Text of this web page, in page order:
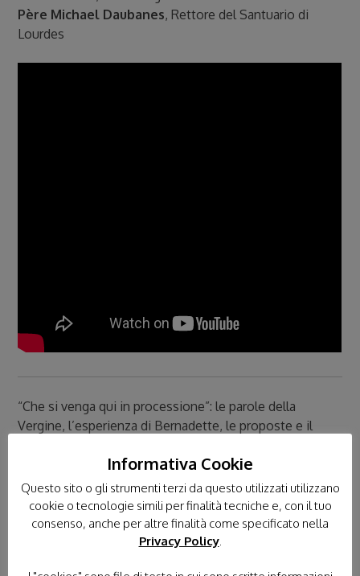
Père Michael Daubanes, Rettore del Santuario di
Lourdes
“Che si venga qui in processione”: le parole della
Vergine, l’esperienza di Bernadette, le proposte e il
, responsabile formazione animatori
Informativa Cookie
Questo sito o gli strumenti terzi da questo utilizzati utilizzano
cookie o tecnologie simili per finalità tecniche e, con il tuo
consenso, anche per altre finalità come specificato nella
Privacy Policy.